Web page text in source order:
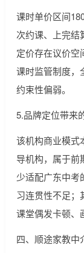
课时单价区间
次约课、上完结
定价存在议价空
课时监管制度，
约束性偏弱。
5.品牌定位带来
该机构商业模式
导机构，属于前
少适配广东中考
习连贯性不足；
课堂偶发卡顿、
四、顺途家教中